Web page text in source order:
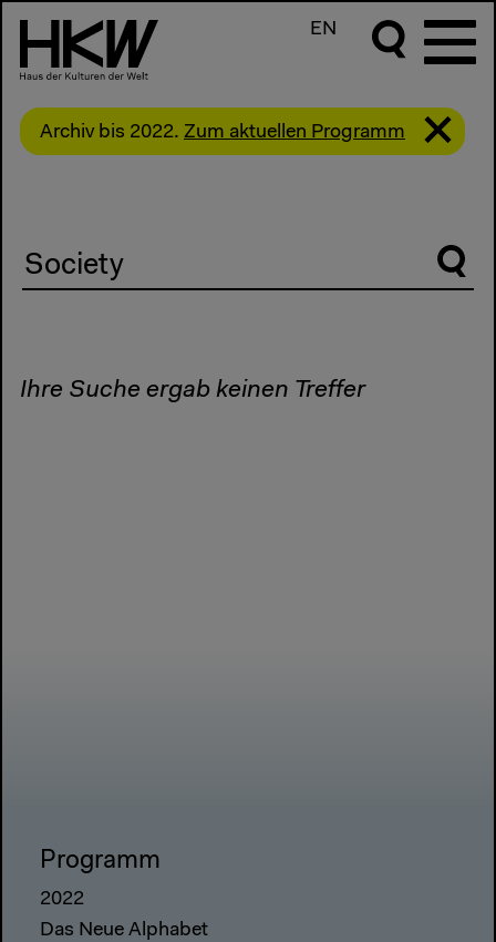
EN
Archiv bis 2022. Zum aktuellen Programm
Suche
Ihre Suche ergab keinen Treffer
Programm
2022
Das Neue Alphabet